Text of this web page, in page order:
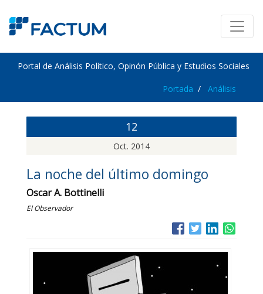
Portal de Análisis Político, Opinón Pública y Estudios Sociales
Portada Análisis
12
Oct. 2014
La noche del último domingo
Oscar A. Bottinelli
El Observador